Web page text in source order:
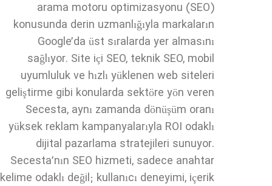
arama motoru optimizasyonu (SEO)
konusunda derin uzmanlığıyla markaların
Google’da üst sıralarda yer almasını
sağlıyor. Site içi SEO, teknik SEO, mobil
uyumluluk ve hızlı yüklenen web siteleri
geliştirme gibi konularda sektöre yön veren
Secesta, aynı zamanda dönüşüm oranı
yüksek reklam kampanyalarıyla ROI odaklı
dijital pazarlama stratejileri sunuyor.
Secesta’nın SEO hizmeti, sadece anahtar
kelime odaklı değil; kullanıcı deneyimi, içerik